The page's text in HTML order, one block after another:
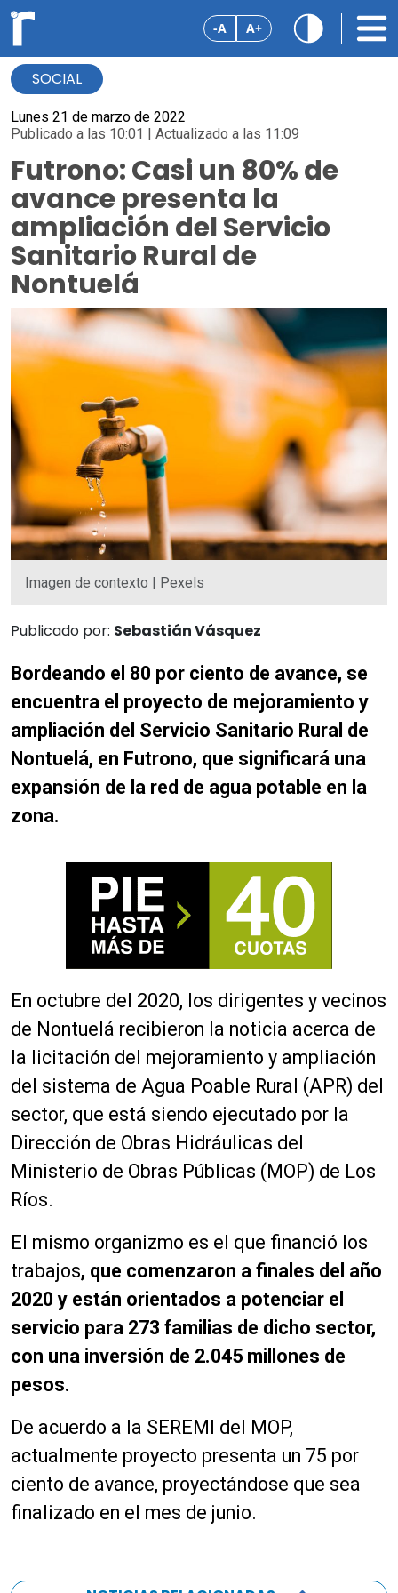
-A A+
SOCIAL
Lunes 21 de marzo de 2022
Publicado a las 10:01 | Actualizado a las 11:09
Futrono: Casi un 80% de
avance presenta la
ampliación del Servicio
Sanitario Rural de
Nontuelá
Imagen de contexto | Pexels
Publicado por: Sebastián Vásquez
Bordeando el 80 por ciento de avance, se
encuentra el proyecto de mejoramiento y
ampliación del Servicio Sanitario Rural de
Nontuelá, en Futrono, que significará una
expansión de la red de agua potable en la
zona.
En octubre del 2020, los dirigentes y vecinos
de Nontuelá recibieron la noticia acerca de
la licitación del mejoramiento y ampliación
del sistema de Agua Poable Rural (APR) del
sector, que está siendo ejecutado por la
Dirección de Obras Hidráulicas del
Ministerio de Obras Públicas (MOP) de Los
Ríos.
El mismo organizmo es el que financió los
trabajos, que comenzaron a finales del año
2020 y están orientados a potenciar el
servicio para 273 familias de dicho sector,
con una inversión de 2.045 millones de
pesos.
De acuerdo a la SEREMI del MOP,
actualmente proyecto presenta un 75 por
ciento de avance, proyectándose que sea
finalizado en el mes de junio.